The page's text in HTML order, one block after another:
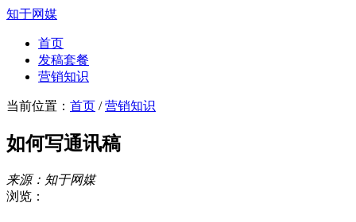
知于网媒
首页
发稿套餐
营销知识
当前位置： 首页 /营销知识
如何写通讯稿
来源：知于网媒
浏览：